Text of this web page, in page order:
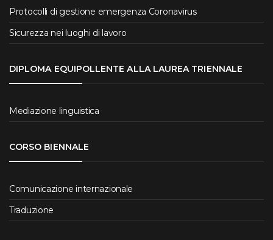
Protocolli di gestione emergenza Coronavirus
Sicurezza nei luoghi di lavoro
DIPLOMA EQUIPOLLENTE ALLA LAUREA TRIENNALE
Mediazione linguistica
CORSO BIENNALE
Comunicazione internazionale
Traduzione